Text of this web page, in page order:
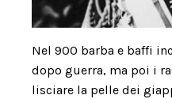
Nel 900 barba e baffi
dopo guerra, ma poi i
lisciare la pelle dei